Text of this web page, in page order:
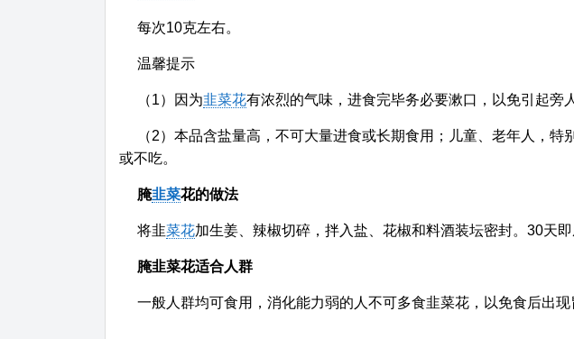
每次10克左右。
温馨提示
（1）因为韭菜花有浓烈的气味，进食完毕务必要漱口，以免引起旁
（2）本品含盐量高，不可大量进食或长期食用；儿童、老年人，
或不吃。
腌韭菜花的做法
将韭菜花加生姜、辣椒切碎，拌入盐、花椒和料酒装坛密封。30天即
腌韭菜花适合人群
一般人群均可食用，消化能力弱的人不可多食韭菜花，以免食后出现